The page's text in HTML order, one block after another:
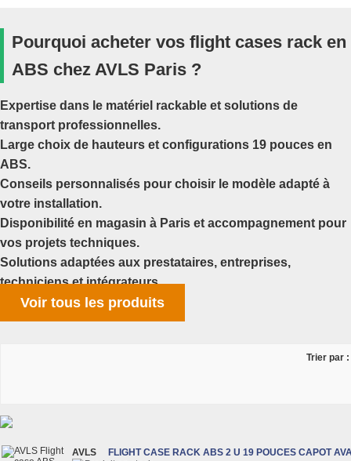
Pourquoi acheter vos flight cases rack en
ABS chez AVLS Paris ?
Expertise dans le matériel rackable et solutions de
transport professionnelles.
Large choix de hauteurs et configurations 19 pouces en
ABS.
Conseils personnalisés pour choisir le modèle adapté à
votre installation.
Disponibilité en magasin à Paris et accompagnement pour
vos projets techniques.
Solutions adaptées aux prestataires, entreprises,
techniciens et intégrateurs.
Voir tous les produits
Trier par :
AVLS FLIGHT CASE RACK ABS 2 U 19 POUCES CAPOT